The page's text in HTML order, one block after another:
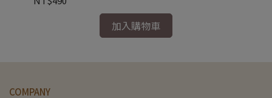
加入購物車
COMPANY